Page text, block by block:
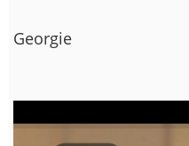
Georgie